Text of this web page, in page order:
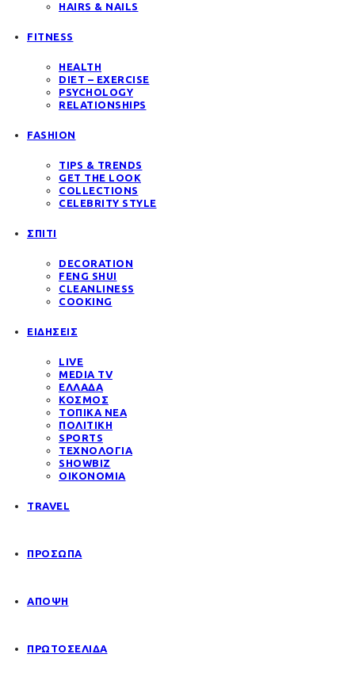
HAIRS & NAILS
FITNESS
HEALTH
DIET – EXERCISE
PSYCHOLOGY
RELATIONSHIPS
FASHION
TIPS & TRENDS
GET THE LOOK
COLLECTIONS
CELEBRITY STYLE
ΣΠΙΤΙ
DECORATION
FENG SHUI
CLEANLINESS
COOKING
ΕΙΔΗΣΕΙΣ
LIVE
MEDIA TV
ΕΛΛΑΔΑ
ΚΟΣΜΟΣ
ΤΟΠΙΚΑ ΝΕΑ
ΠΟΛΙΤΙΚΗ
SPORTS
ΤΕΧΝΟΛΟΓΙΑ
SHOWBIZ
ΟΙΚΟΝΟΜΙΑ
TRAVEL
ΠΡΟΣΩΠΑ
ΑΠΟΨΗ
ΠΡΩΤΟΣΕΛΙΔΑ